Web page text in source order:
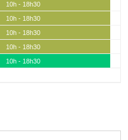
10h - 18h30
10h - 18h30
10h - 18h30
10h - 18h30
10h - 18h30